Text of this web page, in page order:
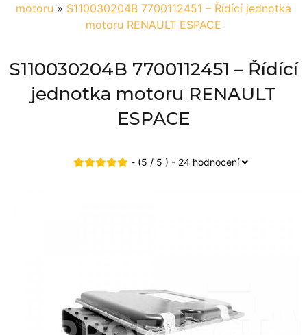
motoru » S110030204B 7700112451 – Řídící jednotka
motoru RENAULT ESPACE
S110030204B 7700112451 – Řídící
jednotka motoru RENAULT
ESPACE
- (5 / 5 ) - 24 hodnocení